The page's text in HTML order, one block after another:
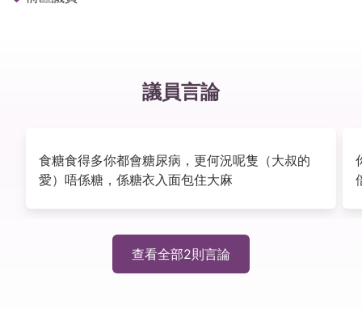
議員言論
食糖食得多你都會糖尿病，更何況呢隻（大叔的
愛）唔係糖，係糖衣入面包住大麻
查看全部2則言論